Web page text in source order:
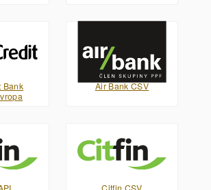
Bank
Air Bank CSV